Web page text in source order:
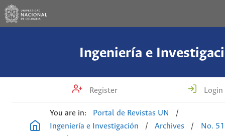
Ingeniería e
Register Login
You are in: Portal de Revistas UN
/
Ingeniería e Investigación
/ Archives /
No.